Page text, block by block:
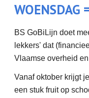
WOENSDAG
BS GoBiLijn doet
lekkers' dat
Vlaamse overheid
Vanaf oktober krijgt
een stuk fruit op